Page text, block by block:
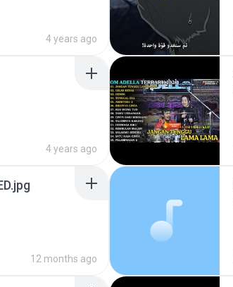
4 years ago
4 years ago
12 months ago